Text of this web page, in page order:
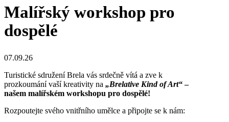
LETNÍ UDÁLOSTI
SERVISNÍ INFORMACE
Malířský workshop pro
dospělé
07.09.26
Turistické sdružení Brela vás srdečně vítá a zve k
prozkoumání vaší kreativity na „Brelative Kind of Art“–
našem malířském workshopu pro dospělé!
Rozpoutejte svého vnitřního umělce a připojte se k nám: